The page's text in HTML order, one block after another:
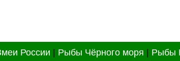
России Рыбы Чёрного моря Рыбы